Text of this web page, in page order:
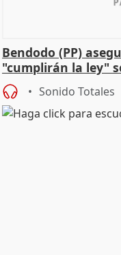
Bendodo (PP)
"cumplirán la ley"
Sonido Totales